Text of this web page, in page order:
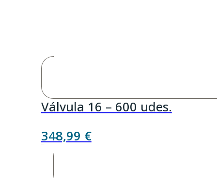
Válvula 16 – 600 udes.
348,99 €